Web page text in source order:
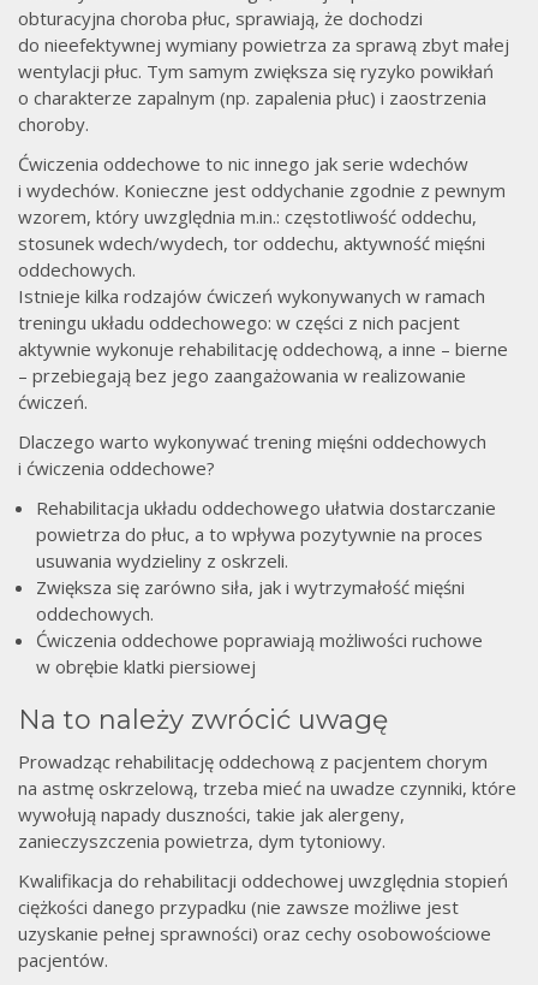
obturacyjna choroba płuc, sprawiają, że dochodzi
do nieefektywnej wymiany powietrza za sprawą zbyt małej
wentylacji płuc. Tym samym zwiększa się ryzyko powikłań
o charakterze zapalnym (np. zapalenia płuc) i zaostrzenia
choroby.
Ćwiczenia oddechowe to nic innego jak serie wdechów
i wydechów. Konieczne jest oddychanie zgodnie z pewnym
wzorem, który uwzględnia m.in.: częstotliwość oddechu,
stosunek wdech/wydech, tor oddechu, aktywność mięśni
oddechowych.
Istnieje kilka rodzajów ćwiczeń wykonywanych w ramach
treningu układu oddechowego: w części z nich pacjent
aktywnie wykonuje rehabilitację oddechową, a inne – bierne
– przebiegają bez jego zaangażowania w realizowanie
ćwiczeń.
Dlaczego warto wykonywać trening mięśni oddechowych
i ćwiczenia oddechowe?
Rehabilitacja układu oddechowego ułatwia dostarczanie
powietrza do płuc, a to wpływa pozytywnie na proces
usuwania wydzieliny z oskrzeli.
Zwiększa się zarówno siła, jak i wytrzymałość mięśni
oddechowych.
Ćwiczenia oddechowe poprawiają możliwości ruchowe
w obrębie klatki piersiowej
Na to należy zwrócić uwagę
Prowadząc rehabilitację oddechową z pacjentem chorym
na astmę oskrzelową, trzeba mieć na uwadze czynniki, które
wywołują napady duszności, takie jak alergeny,
zanieczyszczenia powietrza, dym tytoniowy.
Kwalifikacja do rehabilitacji oddechowej uwzględnia stopień
ciężkości danego przypadku (nie zawsze możliwe jest
uzyskanie pełnej sprawności) oraz cechy osobowościowe
pacjentów.